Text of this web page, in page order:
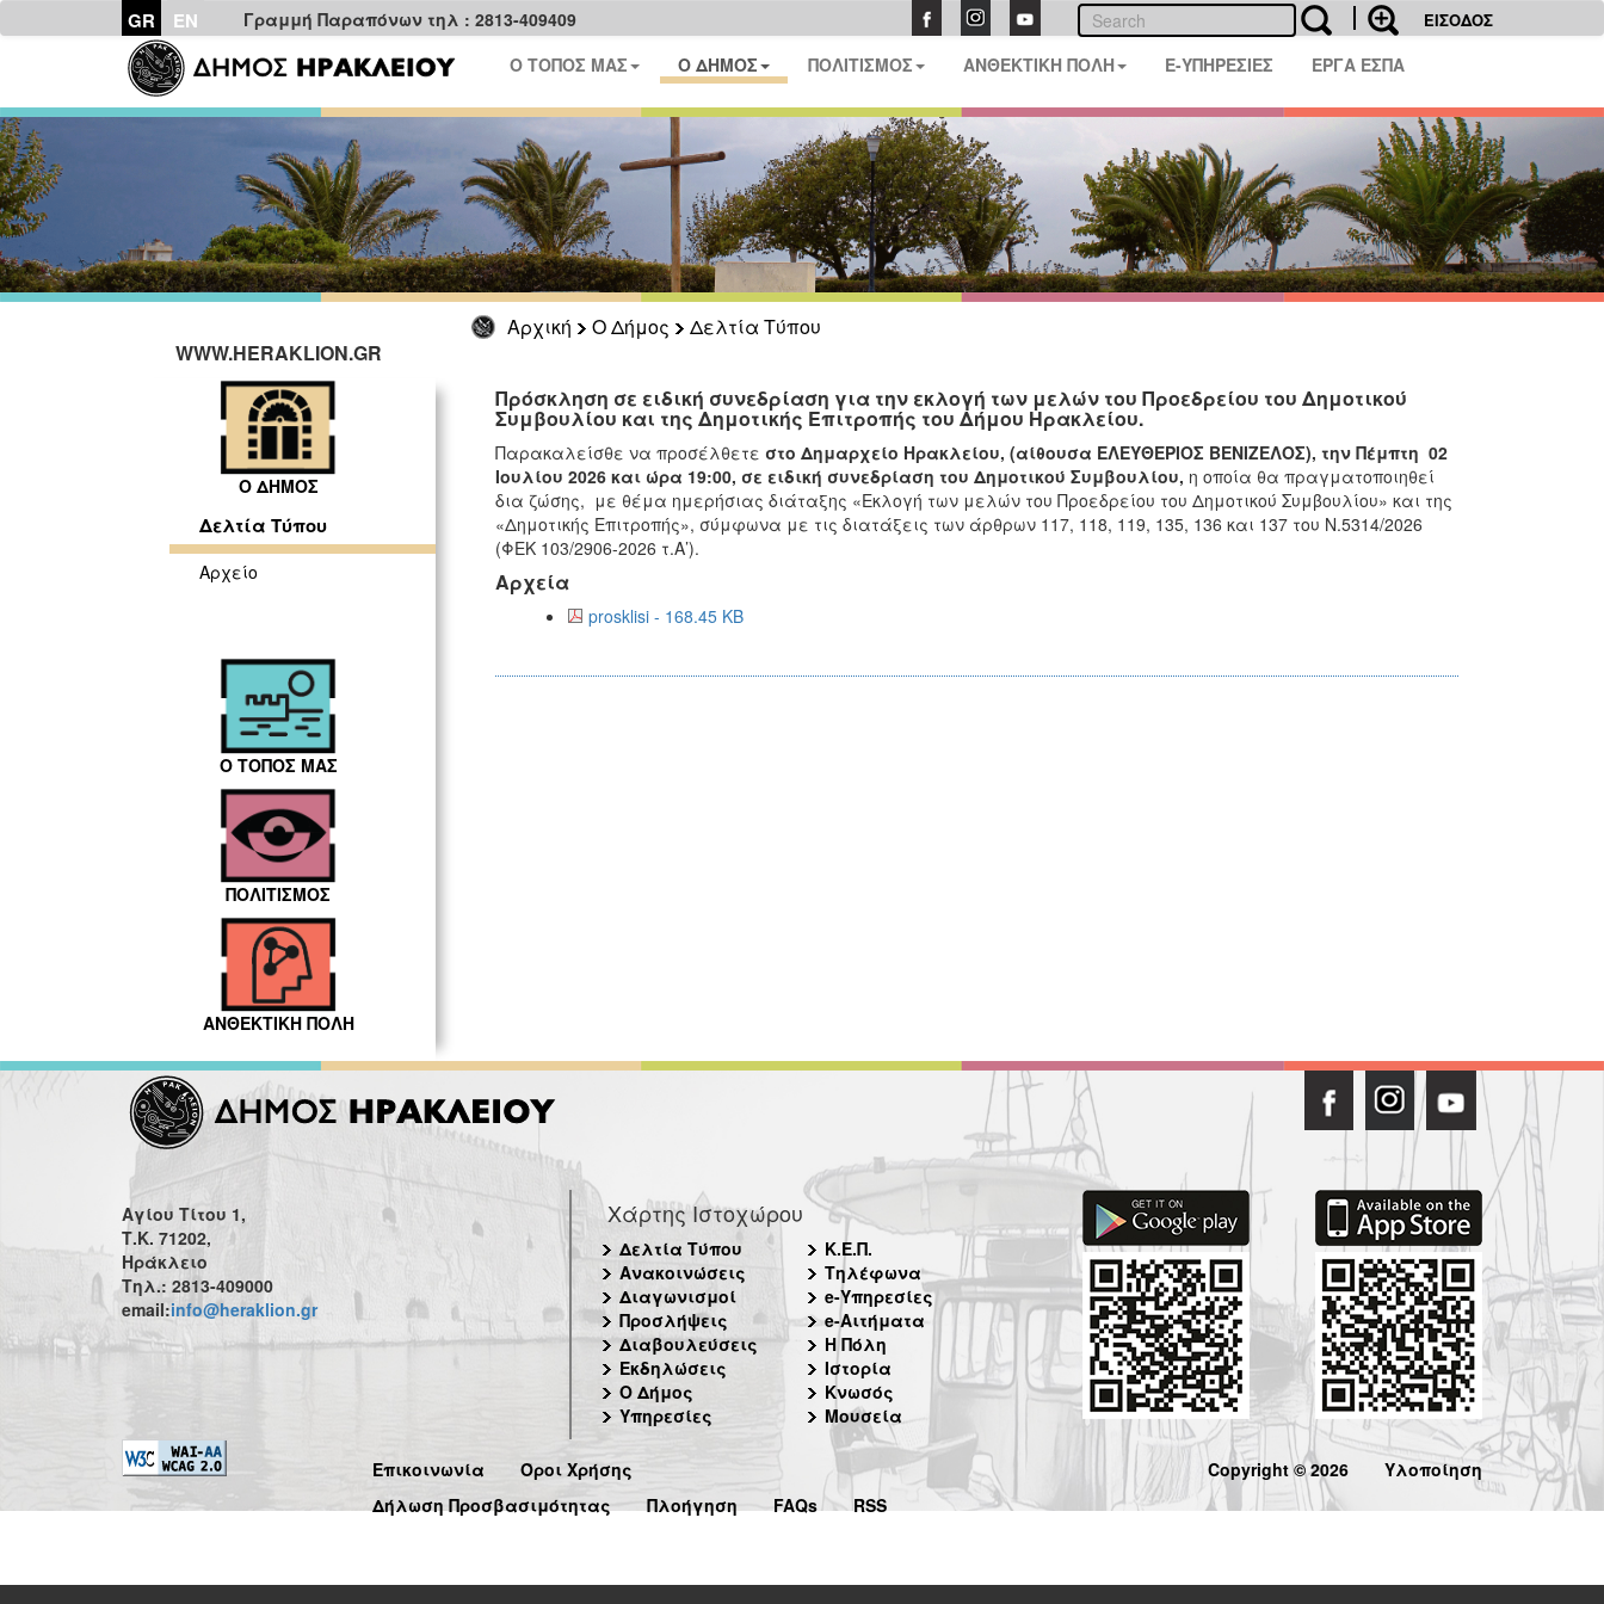
GR EN Γραμμή Παραπόνων τηλ : 2813-409409 ΕΙΣΟΔΟΣ
Ο ΤΟΠΟΣ ΜΑΣ Ο ΔΗΜΟΣ ΠΟΛΙΤΙΣΜΟΣ ΑΝΘΕΚΤΙΚΗ ΠΟΛΗ E-ΥΠΗΡΕΣΙΕΣ ΕΡΓΑ ΕΣΠΑ
Αρχική Ο Δήμος
Δελτία Τύπου
WWW.HERAKLION.GR
Ο ΔΗΜΟΣ
Δελτία Τύπου
Αρχείο
Ο ΤΟΠΟΣ ΜΑΣ
ΠΟΛΙΤΙΣΜΟΣ
ΑΝΘΕΚΤΙΚΗ ΠΟΛΗ
Πρόσκληση σε ειδική συνεδρίαση για την εκλογή των μελών του Προεδρείου του Δημοτικού
Συμβουλίου και της Δημοτικής Επιτροπής του Δήμου Ηρακλείου.
Παρακαλείσθε να προσέλθετε στο Δημαρχείο Ηρακλείου, (αίθουσα ΕΛΕΥΘΕΡΙΟΣ ΒΕΝΙΖΕΛΟΣ), την Πέμπτη 02
Ιουλίου 2026 και ώρα 19:00, σε ειδική συνεδρίαση του Δημοτικού Συμβουλίου, η οποία θα πραγματοποιηθεί
δια ζώσης, με θέμα ημερήσιας διάταξης «Εκλογή των μελών του Προεδρείου του Δημοτικού Συμβουλίου» και της
«Δημοτικής Επιτροπής», σύμφωνα με τις διατάξεις των άρθρων 117, 118, 119, 135, 136 και 137 του Ν.5314/2026
(ΦΕΚ 103/2906-2026 τ.Α’).
Αρχεία
prosklisi - 168.45 KB
Αγίου Τίτου 1,
Τ.Κ. 71202,
Ηράκλειο
Τηλ.: 2813-409000
email:info@heraklion.gr
Χάρτης Ιστοχώρου
Δελτία Τύπου
Ανακοινώσεις
Διαγωνισμοί
Προσλήψεις
Διαβουλεύσεις
Εκδηλώσεις
Ο Δήμος
Υπηρεσίες
Κ.Ε.Π.
Τηλέφωνα
e-Υπηρεσίες
e-Αιτήματα
Η Πόλη
Ιστορία
Κνωσός
Μουσεία
Επικοινωνία
Όροι Χρήσης
Δήλωση Προσβασιμότητας
Πλοήγηση FAQs RSS
Copyright © 2026 Υλοποίηση